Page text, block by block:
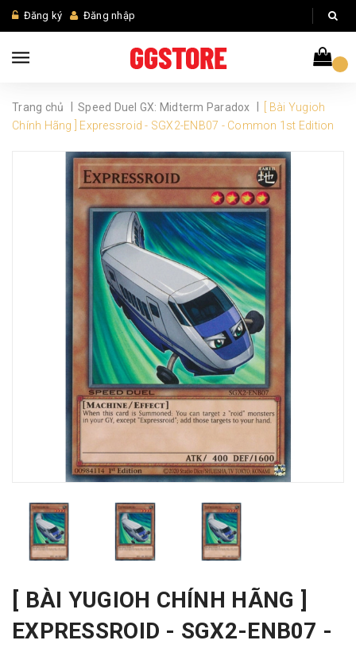
Đăng ký Đăng nhập
Trang chủ Speed Duel GX: Midterm Paradox
[ Bài Yugioh
Chính Hãng ] Expressroid - SGX2-ENB07 - Common 1st Edition
[ BÀI YUGIOH CHÍNH HÃNG ]
EXPRESSROID - SGX2-ENB07 -